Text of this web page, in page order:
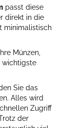
passt diese
direkt in die
minimalistisch
Münzen,
wichtigste
Sie das
Alles wird
Zugriff
der